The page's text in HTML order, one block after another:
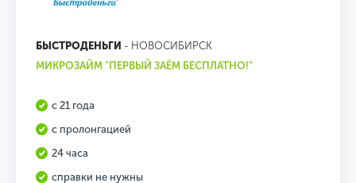
БЫСТРОДЕНЬГИ - НОВОСИБИРСК
МИКРОЗАЙМ "ПЕРВЫЙ ЗАЁМ БЕСПЛАТНО!"
с 21 года
с пролонгацией
24 часа
справки не нужны